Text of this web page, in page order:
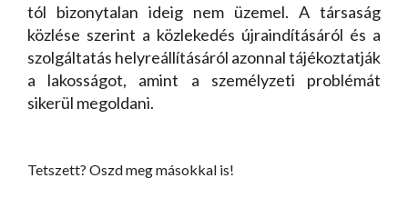
tól bizonytalan ideig nem üzemel. A társaság
közlése szerint a közlekedés újraindításáról és a
szolgáltatás helyreállításáról azonnal tájékoztatják
a lakosságot, amint a személyzeti problémát
sikerül megoldani.
Tetszett? Oszd meg másokkal is!